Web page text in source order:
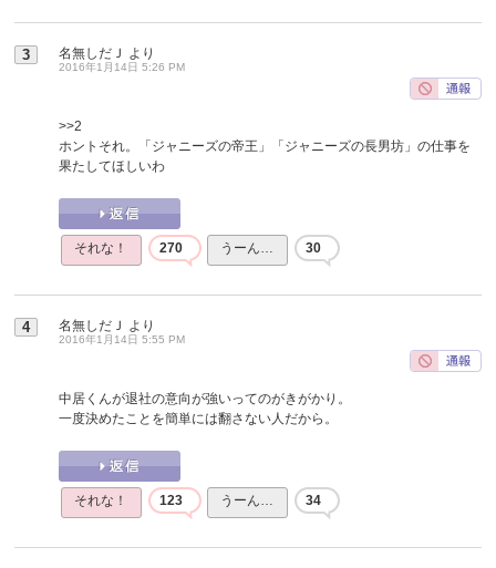
3 名無しだＪ より
2016年1月14日 5:26 PM
>>2
ホントそれ。「ジャニーズの帝王」「ジャニーズの長男坊」の仕事を
果たしてほしいわ
それな！ 270 うーん… 30
4 名無しだＪ より
2016年1月14日 5:55 PM
中居くんが退社の意向が強いってのがきがかり。
一度決めたことを簡単には翻さない人だから。
それな！ 123 うーん… 34